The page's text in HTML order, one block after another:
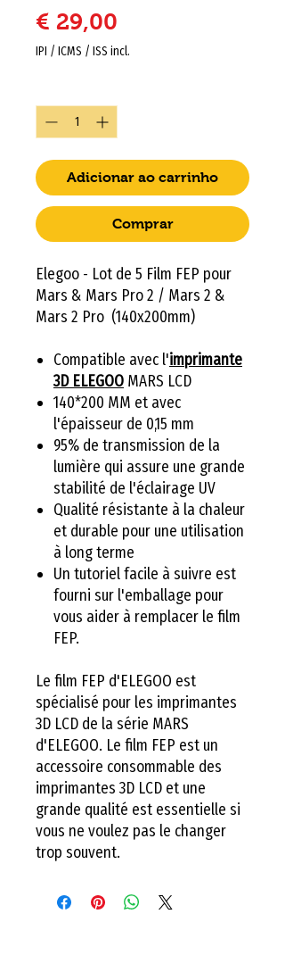
€ 29,00
IPI / ICMS / ISS incl.
Adicionar ao carrinho
Comprar
Elegoo - Lot de 5 Film FEP pour
Mars & Mars Pro 2 / Mars 2 &
Mars 2 Pro (140x200mm)
Compatible avec l'imprimante
3D ELEGOO MARS LCD
140*200 MM et avec
l'épaisseur de 0,15 mm
95% de transmission de la
lumière qui assure une grande
stabilité de l'éclairage UV
Qualité résistante à la chaleur
et durable pour une utilisation
à long terme
Un tutoriel facile à suivre est
fourni sur l'emballage pour
vous aider à remplacer le film
FEP.
Le film FEP d'ELEGOO est
spécialisé pour les imprimantes
3D LCD de la série MARS
d'ELEGOO. Le film FEP est un
accessoire consommable des
imprimantes 3D LCD et une
grande qualité est essentielle si
vous ne voulez pas le changer
trop souvent.